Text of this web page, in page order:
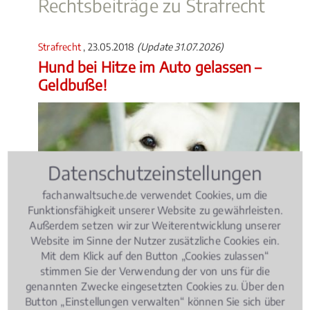
Rechtsbeiträge zu Strafrecht
Strafrecht , 23.05.2018 (Update 31.07.2026)
Hund bei Hitze im Auto gelassen –
Geldbuße!
Wer seinen Hund bei heißen Temperaturen ohne
Datenschutzeinstellungen
fachanwaltsuche.de verwendet Cookies, um die
Funktionsfähigkeit unserer Website zu gewährleisten.
Außerdem setzen wir zur Weiterentwicklung unserer
Website im Sinne der Nutzer zusätzliche Cookies ein.
Mit dem Klick auf den Button „Cookies zulassen“
stimmen Sie der Verwendung der von uns für die
genannten Zwecke eingesetzten Cookies zu. Über den
Button „Einstellungen verwalten“ können Sie sich über